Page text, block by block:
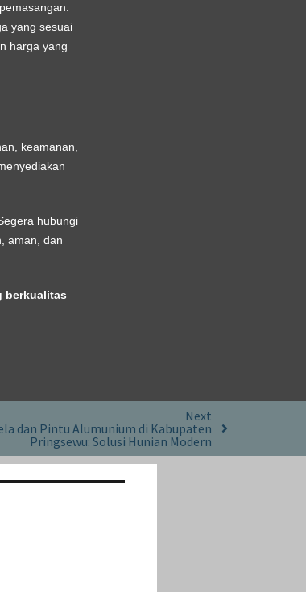
yang sesuai
harga yang
keamanan,
hubungi
aman, dan
berkualitas
Next
dan Pintu Alumunium di Kabupaten
Pringsewu: Solusi Hunian Modern